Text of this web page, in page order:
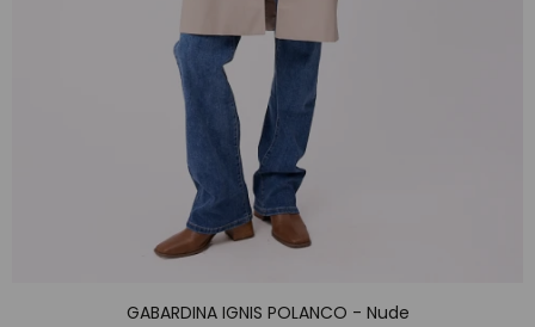
GABARDINA IGNIS POLANCO - Nude